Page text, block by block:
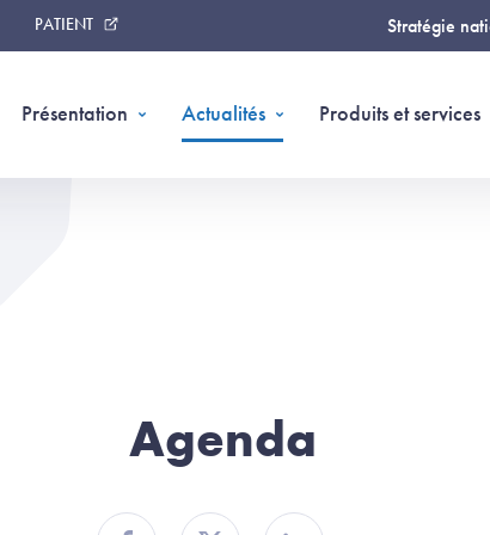
PATIENT Stratégie
Présentation Actualités Produits et services
Agenda